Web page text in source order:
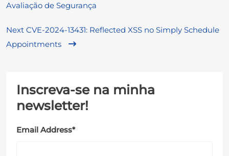
de
Avaliação de Segurança
Next CVE-2024-13431: Reflected XSS no Simply Schedule
Appointments
Inscreva-se na minha
newsletter!
Email Address*